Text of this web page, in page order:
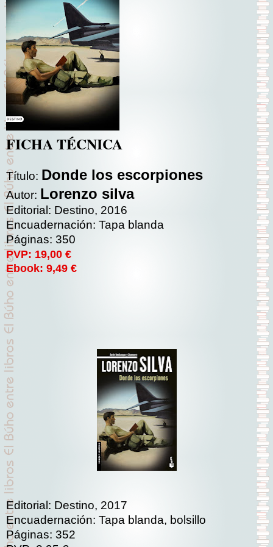
FICHA TÉCNICA
Título: Donde los escorpiones
Autor: Lorenzo silva
Editorial: Destino, 2016
Encuadernación: Tapa blanda
Páginas: 350
PVP: 19,00 €
Ebook: 9,49 €
Editorial: Destino, 2017
Encuadernación: Tapa blanda, bolsillo
Páginas: 352